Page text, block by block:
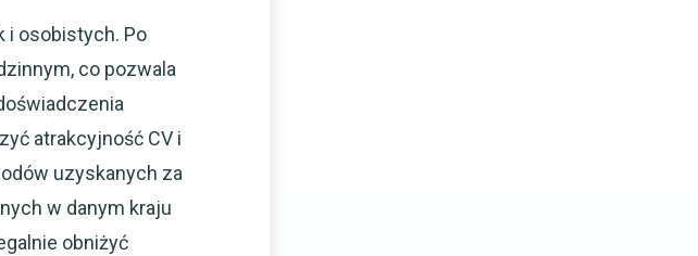
i osobistych. Po
co pozwala
atrakcyjność CV i
uzyskanych za
w danym kraju
obniżyć